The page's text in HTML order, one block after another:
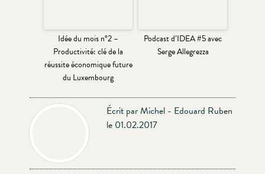
Idée du mois n°2 –
Productivité: clé de la
réussite économique future
du Luxembourg
Podcast d’IDEA #5 avec
Serge Allegrezza
Écrit par Michel - Edouard Ruben
le 01.02.2017